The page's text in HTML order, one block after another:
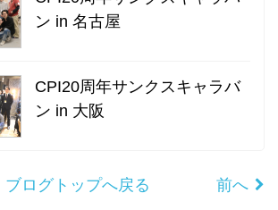
ン in 名古屋
CPI20周年サンクスキャラバ
ン in 大阪
ブログトップへ戻る 前へ